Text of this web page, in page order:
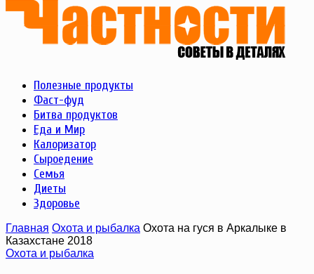
Полезные продукты
Фаст-фуд
Битва продуктов
Еда и Мир
Калоризатор
Сыроедение
Семья
Диеты
Здоровье
Главная Охота и рыбалка Охота на гуся в Аркалыке в
Казахстане 2018
Охота и рыбалка